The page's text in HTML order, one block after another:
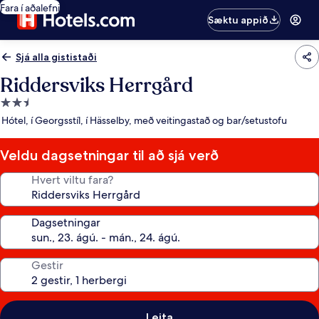
Fara í aðalefni
Sæktu appið
Sjá alla gististaði
Riddersviks Herrgård
2.5
stjörnu
Hótel, í Georgsstíl, í Hässelby, með veitingastað og bar/setustofu
Veldu dagsetningar til að sjá verð
Hvert viltu fara?
Dagsetningar
Gestir